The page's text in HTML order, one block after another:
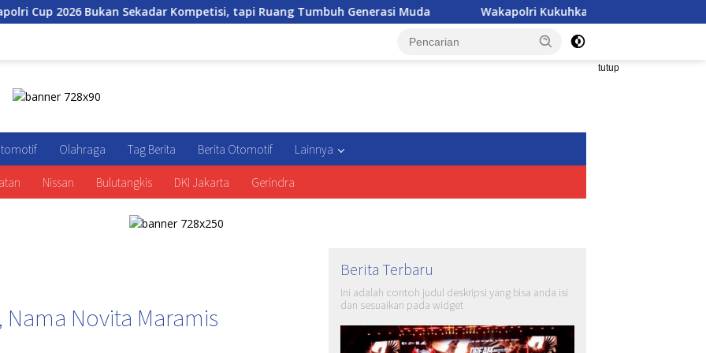
Sekadar Kompetisi, tapi Ruang Tumbuh Generasi Muda
Wakapolri Kukuhkan Pengurus KBPP Polri, Awali Penguatan
tutup
Olahraga Tag Berita Berita Otomotif Lainnya
Nissan Bulutangkis DKI Jakarta Gerindra
Novita Maramis
Berita Terbaru
Ini adalah contoh judul deskripsi yang bisa anda isi
dan sesuaikan pada widget